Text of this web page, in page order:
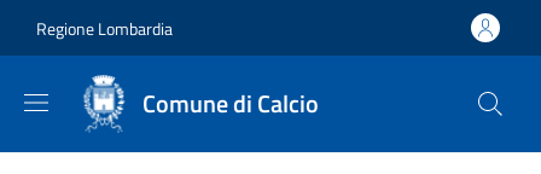
Regione Lombardia
Comune di Calcio